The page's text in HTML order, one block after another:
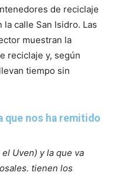
de reciclaje
calle San Isidro. Las
muestran la
reciclaje y, según
tiempo sin
que nos ha remitido
Uven) y la que va
tienen los